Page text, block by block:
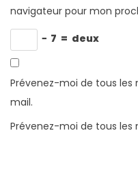
navigateur pour mon
− 7 = deux
Prévenez-moi de tous
mail.
Prévenez-moi de tous les